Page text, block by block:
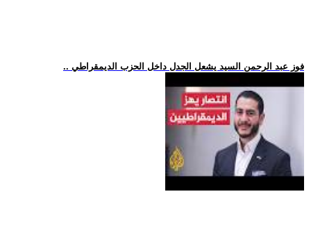
.. فوز عبد الرحمن السيد يشعل الجدل داخل الحزب الديمقراطي